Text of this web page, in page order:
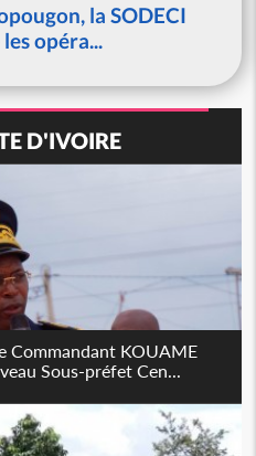
la SODECI
opéra...
D'IVOIRE
Commandant KOUAME
Sous-préfet Cen...